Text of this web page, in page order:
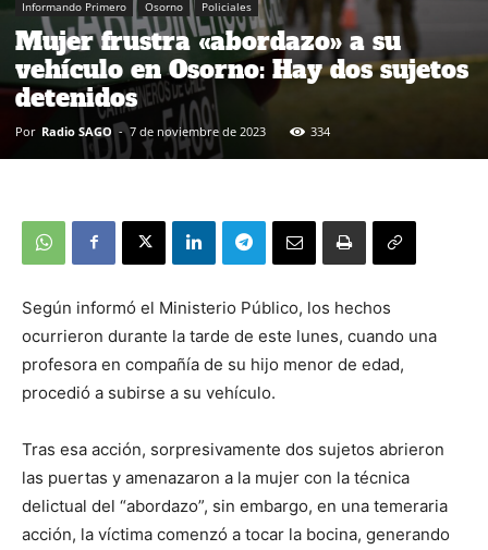
Informando Primero Osorno Policiales
Mujer frustra «abordazo» a su
vehículo en Osorno: Hay dos sujetos
detenidos
Por Radio SAGO - 7 de noviembre de 2023 334
Según informó el Ministerio Público, los hechos
ocurrieron durante la tarde de este lunes, cuando una
profesora en compañía de su hijo menor de edad,
procedió a subirse a su vehículo.
Tras esa acción, sorpresivamente dos sujetos abrieron
las puertas y amenazaron a la mujer con la técnica
delictual del “abordazo”, sin embargo, en una temeraria
acción, la víctima comenzó a tocar la bocina, generando